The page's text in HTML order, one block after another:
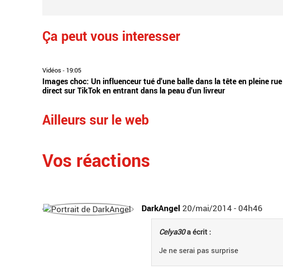
Ça peut vous interesser
Vidéos - 19:05
Images choc: Un influenceur tué d'une balle dans la tête en pleine
direct sur TikTok en entrant dans la peau d'un livreur
Ailleurs sur le web
Vos réactions
DarkAngel 20/mai/2014 - 04h46
Celya30a écrit :
Je ne serai pas surprise